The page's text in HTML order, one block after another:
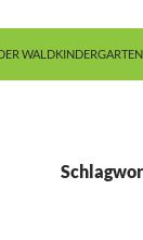
WALDKINDERGARTEN